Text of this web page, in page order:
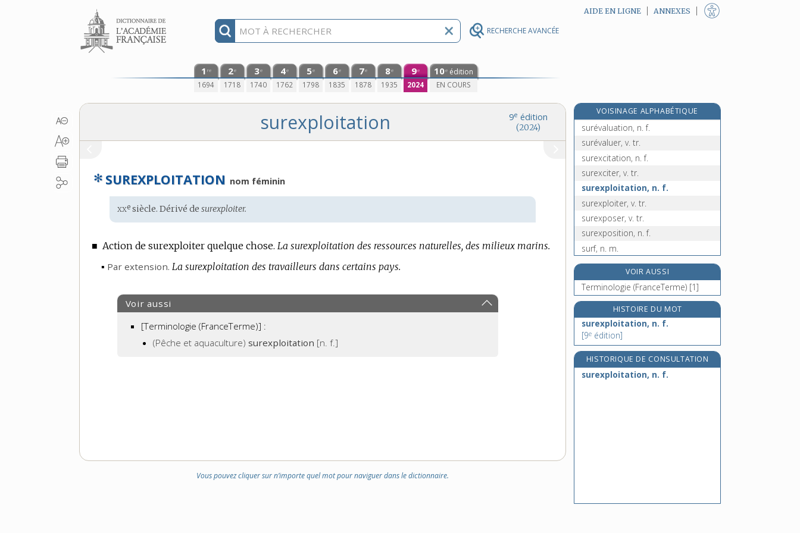
RECHERCHE AVANCÉE
Aller au contenu AIDE EN LIGNE ANNEXES
1 re
1694
2e
1718
3e
1740
4e
1762
5e
1798
6e
1835
7e
1878
8e
1935
9e
2024
10e édition
EN COURS
9e édition
(2024)
surexploitation
✻ SUREXPLOITATION nom féminin
Étymologie
:
xxe siècle. Dérivé desurexploiter.
■ Action de surexploiter quelque chose. La surexploitation des ressources naturelles, des milieux marins.
▪ Par extension. La surexploitation des travailleurs dans certains pays.
Voir aussi
[Terminologie (FranceTerme)] :
(Pêche et aquaculture) surexploitation [n. f.]
Vous pouvez cliquer sur n’importe quel mot pour naviguer dans le dictionnaire.
VOISINAGE ALPHABÉTIQUE
sur et tant moins[1reédition]
surévaluation, n. f.
surévaluer, v. tr.
surexcitation, n. f.
surexciter, v. tr.
surexploitation, n. f.
surexploiter, v. tr.
surexposer, v. tr.
surexposition, n. f.
surf, n. m.
surfaçage, n. m.
surface, n. f.
surfacer, v. tr.
surfaceuse, n. f.
surfactant, n. m.
VOIR AUSSI
Terminologie (FranceTerme) [1]
HISTOIRE DU MOT
surexploitation, n. f.
[9e édition]
HISTORIQUE DE CONSULTATION
surexploitation, n. f.